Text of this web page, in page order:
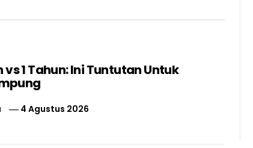
vs 1 Tahun: Ini Tuntutan Untuk
4 Agustus 2026